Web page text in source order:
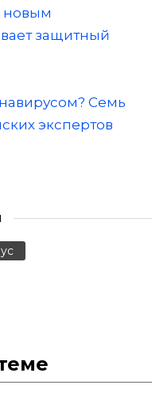
новым
защитный
Семь
экспертов